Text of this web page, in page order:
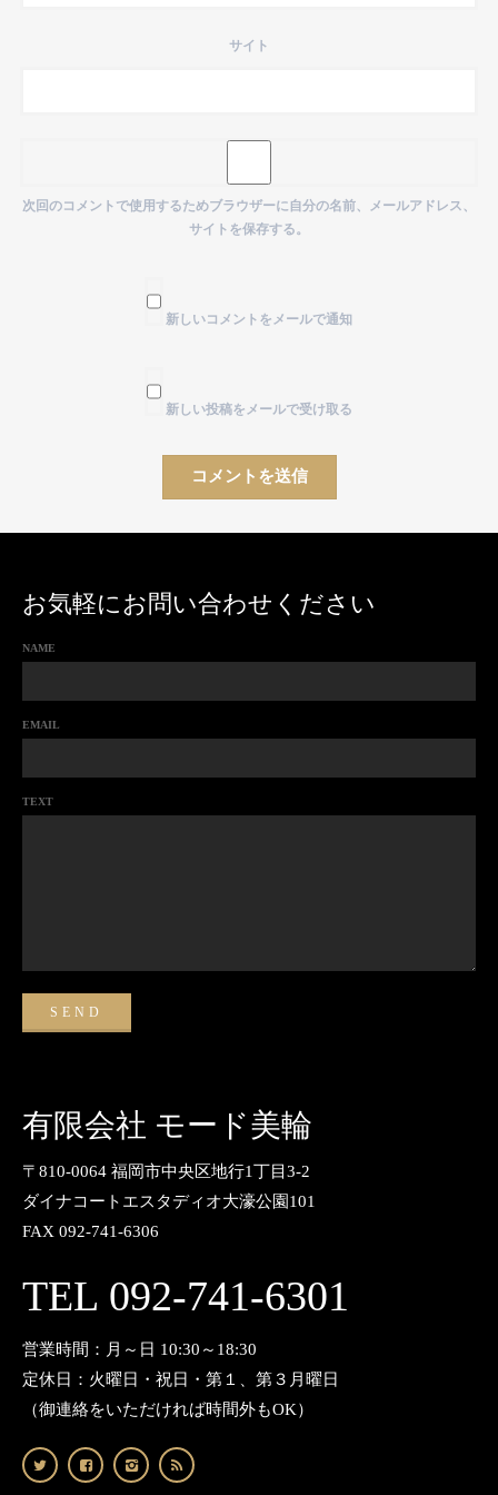
サイト
次回のコメントで使用するためブラウザーに自分の名前、メールアドレス、
サイトを保存する。
新しいコメントをメールで通知
新しい投稿をメールで受け取る
お気軽にお問い合わせください
NAME
EMAIL
TEXT
有限会社 モード美輪
〒810-0064 福岡市中央区地行1丁目3-2
ダイナコートエスタディオ大濠公園101
FAX 092-741-6306
TEL 092-741-6301
営業時間：月～日 10:30～18:30
定休日：火曜日・祝日・第１、第３月曜日
（御連絡をいただければ時間外もOK）